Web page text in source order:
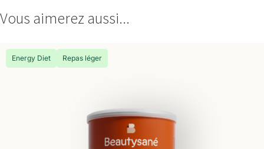
Vous aimerez aussi...
Energy Diet Repas léger